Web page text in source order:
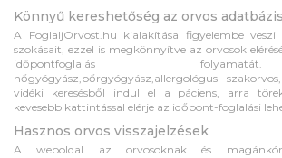
Könnyű kereshetőség az orvos
A FoglaljOrvost.hu kialakítása figyelembe veszi
szokásait, ezzel is megkönnyítve az orvosok
időpontfoglalás
nőgyógyász,bőrgyógyász,allergológus
vidéki keresésből indul el a páciens, arra
kevesebb kattintással elérje az időpont-foglalási
Hasznos orvos visszajelzések
A weboldal az orvosoknak és